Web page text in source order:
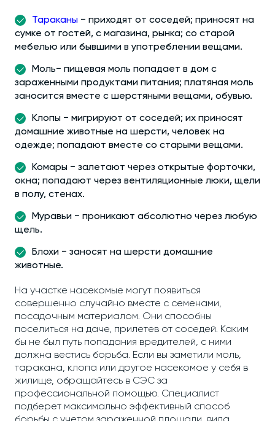
Тараканы − приходят от соседей; приносят на
сумке от гостей, с магазина, рынка; со старой
мебелью или бывшими в употреблении вещами.
Моль− пищевая моль попадает в дом с
зараженными продуктами питания; платяная моль
заносится вместе с шерстяными вещами, обувью.
Клопы − мигрируют от соседей; их приносят
домашние животные на шерсти, человек на
одежде; попадают вместе со старыми вещами.
Комары − залетают через открытые форточки,
окна; попадают через вентиляционные люки, щели
в полу, стенах.
Муравьи − проникают абсолютно через любую
щель.
Блохи − заносят на шерсти домашние
животные.
На участке насекомые могут появиться
совершенно случайно вместе с семенами,
посадочным материалом. Они способны
поселиться на даче, прилетев от соседей. Каким
бы не был путь попадания вредителей, с ними
должна вестись борьба. Если вы заметили моль,
таракана, клопа или другое насекомое у себя в
жилище, обращайтесь в СЭС за
профессиональной помощью. Специалист
подберет максимально эффективный способ